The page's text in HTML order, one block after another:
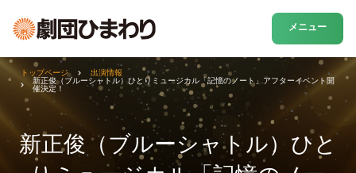
メニュー
新正俊（ブルーシャトル）ひと
トップページ
出演情報
新正俊（ブルーシャトル）ひとりミュージカル「記憶のノート」アフターイベント開
催決定！